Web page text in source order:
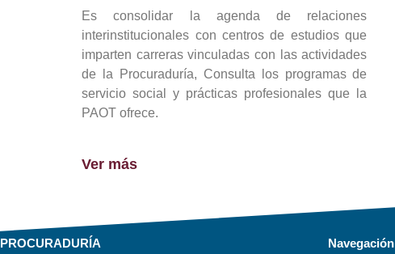
Es consolidar la agenda de relaciones
interinstitucionales con centros de estudios que
imparten carreras vinculadas con las actividades
de la Procuraduría, Consulta los programas de
servicio social y prácticas profesionales que la
PAOT ofrece.
Ver más
PROCURADURÍA Navegación